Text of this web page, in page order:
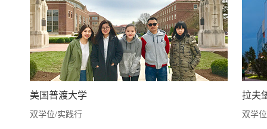
美国普渡大学
双学位/实践行
拉夫
双学位